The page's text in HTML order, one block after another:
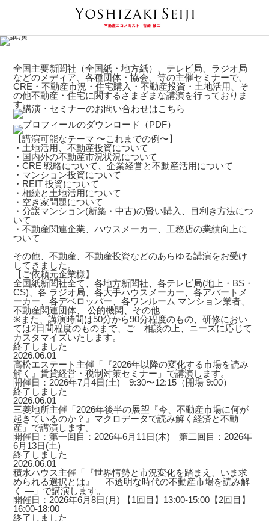
全国主要新聞社（全国紙・地方紙）、テレビ局、ラジオ局
などのメディア、各種団体・協会、等の主催セミナーで、
CRE・不動産市況・住宅購入・不動産投資・土地活用、そ
の他不動産・住宅に関するさまざまな講演を行っておりま
す。
【講演可能なテーマ 〜これまでの例〜】
・土地活用、不動産投資について
・国内外の不動産市況状況について
・CRE 戦略について、企業経営と不動産活用について
・マンション投資について
・REIT 投資について
・相続と土地活用について
・空き家問題について
・分譲マンション(新築・中古)の賢い購入、目利き方法につ
いて
・不動産関連企業、ハウスメーカー、工務店の業績向上に
ついて
その他、不動産、不動産投資などのあらゆる講演をお受け
してきました。
【ご依頼元企業様】
全国紙新聞社全て、各地方新聞社、各テレビ局(地上・BS・
CS)、各 ラジオ局、各大手ハウスメーカー、各アパートメ
ーカー、各デベロッパー、各ワンルーム マンション業者、
不動産関連団体、 公的機関、その他
※また、講演時間は50分から90分程度のもの、研修におい
ては2日間程度のものまで、ご゙相談の上、ニーズに応じて
カスタマイズいたします。
終了しました
2026.06.01
高松エステート主催「『2026年以降の変化する市場を読み
解く』賃貸経営・税制対策セミナー」で講演します。
開催日：2026年7月4日(土) 9:30〜12:15（開場 9:00）
終了しました
2026.06.01
三菱地所主催「2026年後半の展望『今、不動産市場に何が
起きているのか？』マクロデータで読み解く経済と不動
産」で講演します。
開催日：第一回目：2026年6月11日(木) 第二回目：2026年
6月13日(土)
終了しました
2026.06.01
積水ハウス主催「『世界情勢と市況変化を踏まえ、いま求
められる選択とは』― 不透明な時代の不動産市場を読み解
く ―」で講演します。
開催日：2026年6月8日(月) 【1回目】13:00-15:00【2回目】
16:00-18:00
終了しました